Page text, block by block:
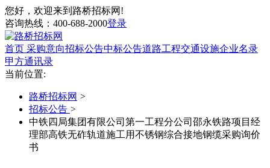
您好，欢迎来到路桥招标网!
咨询热线： 400-688-2000登录
首页 采购意向招标公告中标公告道路工程交通设施企业名录
甲方通讯录
当前位置:
路桥招标网 >
招标公告 >
中铁四局集团有限公司第一工程分公司邵永铁路项目经
理部高铁无砟轨道施工用不锈钢综合接地钢缆采购询价
书